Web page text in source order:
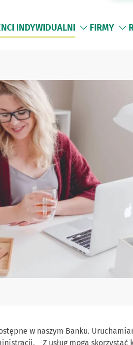
INDYWIDUALNI FIRMY
w naszym Banku.
Z usług mogą skorzystać